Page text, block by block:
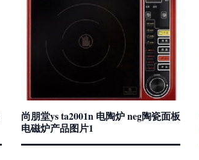
尚朋堂ys ta2001n 电陶炉 neg陶瓷面板
电磁炉产品图片1